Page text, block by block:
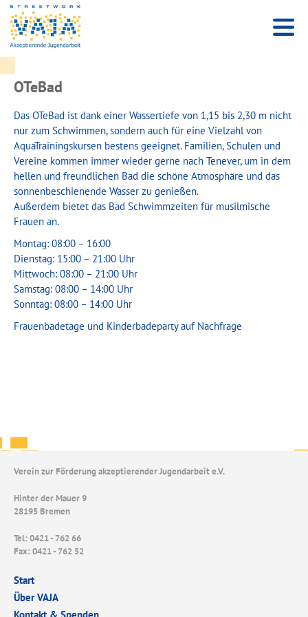
OTeBad
Das OTeBad ist dank einer Wassertiefe von 1,15 bis 2,30 m nicht
nur zum Schwimmen, sondern auch für eine Vielzahl von
AquaTrainingskursen bestens geeignet. Familien, Schulen und
Vereine kommen immer wieder gerne nach Tenever, um in dem
hellen und freundlichen Bad die schöne Atmosphäre und das
sonnenbeschienende Wasser zu genießen.
Außerdem bietet das Bad Schwimmzeiten für musilmische
Frauen an.
Montag: 08:00 – 16:00
Dienstag: 15:00 – 21:00 Uhr
Mittwoch: 08:00 – 21:00 Uhr
Samstag: 08:00 – 14:00 Uhr
Sonntag: 08:00 – 14:00 Uhr
Frauenbadetage und Kinderbadeparty auf Nachfrage
Verein zur Förderung akzeptierender Jugendarbeit e.V.
Hinter der Mauer 9
28195 Bremen
Tel: 0421 - 762 66
Fax: 0421 - 762 52
Start
Über VAJA